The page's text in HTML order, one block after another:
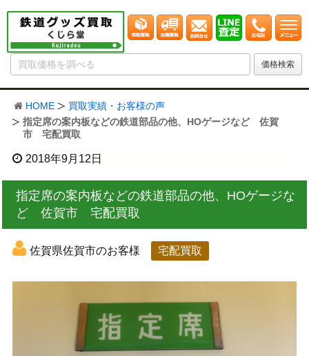
HOME
買取実績・お客様の声
指定席の案内板などの鉄道部品の他、HOゲージなど 佐賀
市 宅配買取
2018年9月12日
指定席の案内板などの鉄道部品の他、HOゲージな
ど 佐賀市 宅配買取
佐賀県佐賀市のお客様 宅配買取